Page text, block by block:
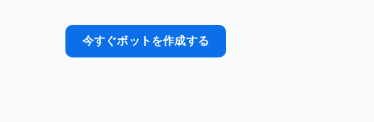
今すぐボットを作成する